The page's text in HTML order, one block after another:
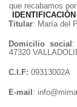
que recabamos
Titular: María del
Domicilio social :
47320
C.I.F: 09313002A
E-mail :